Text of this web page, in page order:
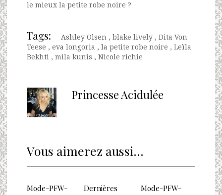
le mieux la petite robe noire ?
Tags: Ashley Olsen , blake lively , Dita Von
Teese , eva longoria , la petite robe noire , Leïla
Bekhti , mila kunis , Nicole richie
Princesse Acidulée
Vous aimerez aussi...
Mode-PFW-
Dernières
Mode-PFW-